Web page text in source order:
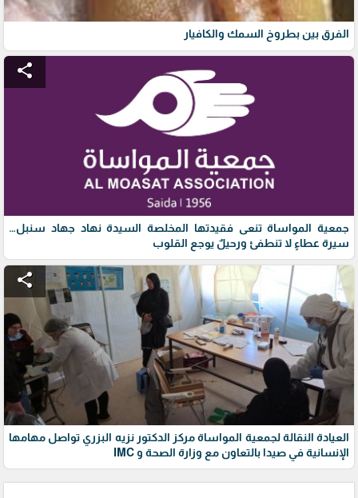
الفرق بين بطروخ السمك والكافيار
share
جمعية المواساة تنعى فقيدتها المخلصة السيدة نهاد جهاد سنبل…
سيرة عطاءٍ لا تنطفئ ورحيلٌ يوجع القلوب
share
العيادة النقالة لجمعية المواساة مركز الدكتور نزيه البزري تواصل مهامها
الإنسانية في صيدا بالتعاون مع وزارة الصحة و IMC